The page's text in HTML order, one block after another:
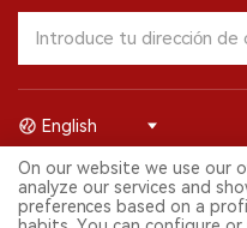
© 2026 Shenzhen 2FIRSTS
reservados.
2FIRSTS solo es accesible para
English
On our website we use our
analyze our services and
preferences based on a